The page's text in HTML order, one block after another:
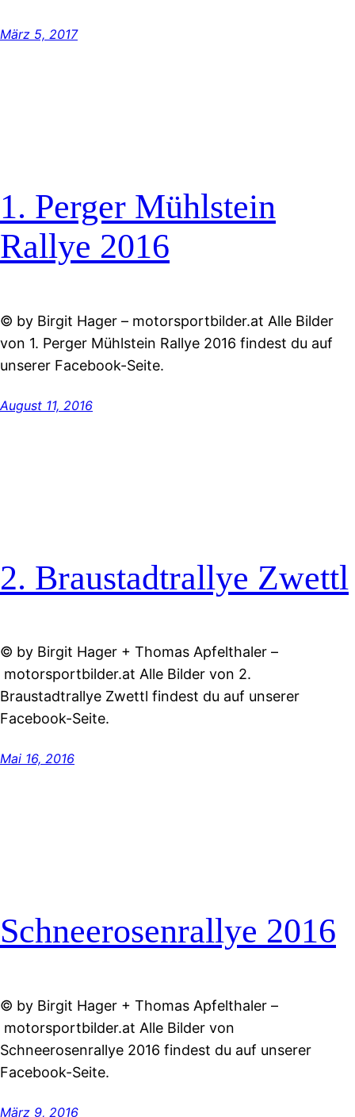
März 5, 2017
1. Perger Mühlstein
Rallye 2016
© by Birgit Hager – motorsportbilder.at Alle Bilder
von 1. Perger Mühlstein Rallye 2016 findest du auf
unserer Facebook-Seite.
August 11, 2016
2. Braustadtrallye Zwettl
© by Birgit Hager + Thomas Apfelthaler –
motorsportbilder.at Alle Bilder von 2.
Braustadtrallye Zwettl findest du auf unserer
Facebook-Seite.
Mai 16, 2016
Schneerosenrallye 2016
© by Birgit Hager + Thomas Apfelthaler –
motorsportbilder.at Alle Bilder von
Schneerosenrallye 2016 findest du auf unserer
Facebook-Seite.
März 9, 2016